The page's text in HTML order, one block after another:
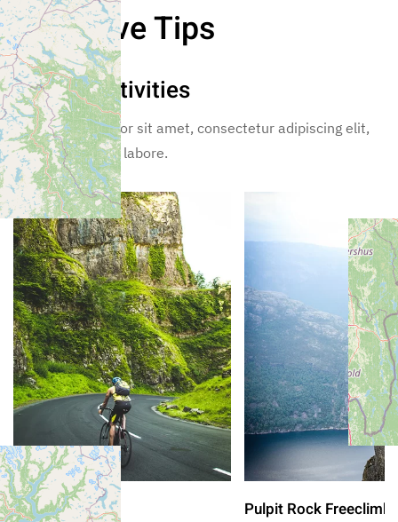
Exclusive Tips
Nearby Activities
Lorem ipsum dolor sit amet, consectetur adipiscing elit,
sed incididunt ut labore.
Green Bike Tour Pulpit Rock